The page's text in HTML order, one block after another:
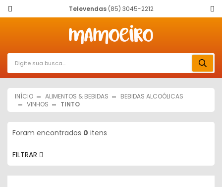
Televendas(85) 3045-2212
INÍCIO ALIMENTOS & BEBIDAS
BEBIDAS ALCOÓLICAS
VINHOS
TINTO
Foram encontrados 0 itens
FILTRAR